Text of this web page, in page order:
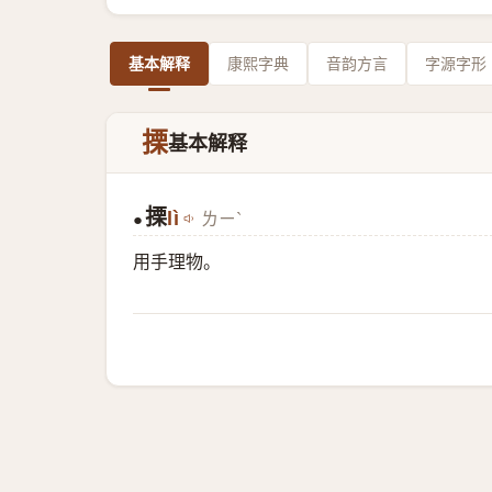
基本解释 康熙字典 音韵方言 字源字形
搮基本解释
● 搮lì ㄌㄧˋ
用手理物。